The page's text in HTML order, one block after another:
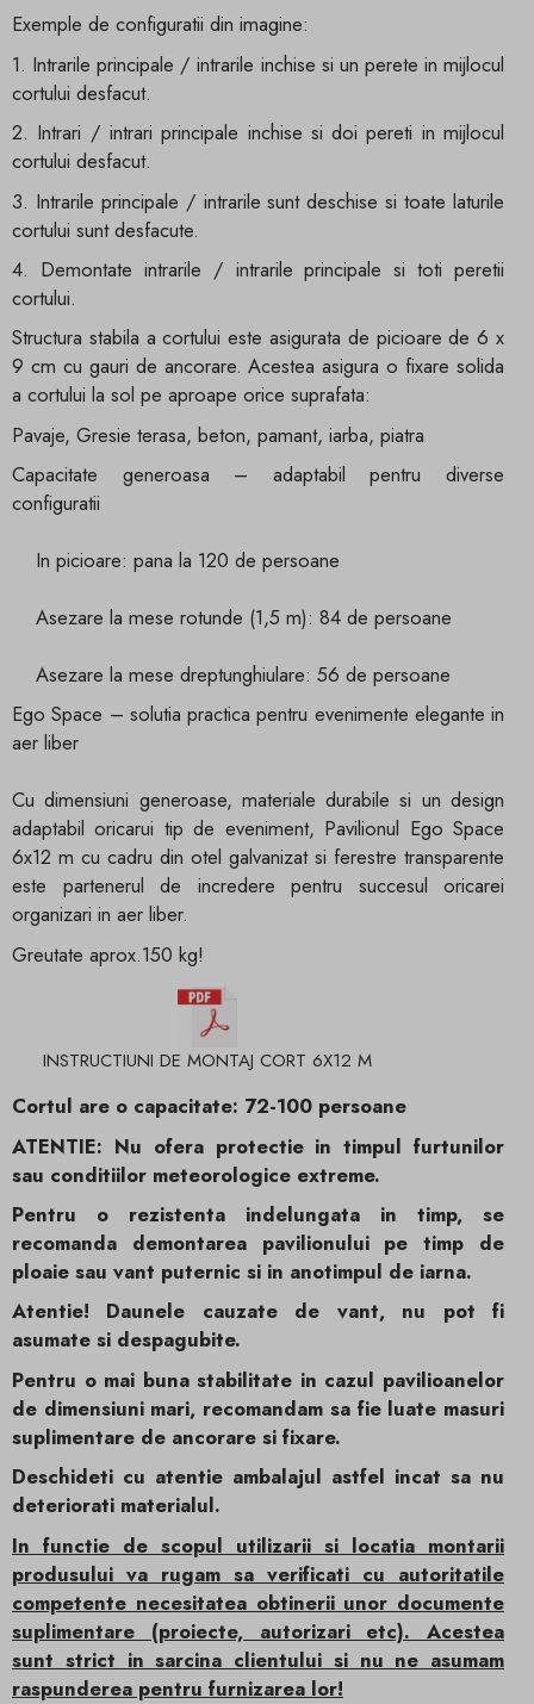
Exemple de configuratii din imagine:
1. Intrarile principale / intrarile inchise si un perete in mijlocul
cortului desfacut.
2. Intrari / intrari principale inchise si doi pereti in mijlocul
cortului desfacut.
3. Intrarile principale / intrarile sunt deschise si toate laturile
cortului sunt desfacute.
4. Demontate intrarile / intrarile principale si toti peretii
cortului.
Structura stabila a cortului este asigurata de picioare de 6 x
9 cm cu gauri de ancorare. Acestea asigura o fixare solida
a cortului la sol pe aproape orice suprafata:
Pavaje, Gresie terasa, beton, pamant, iarba, piatra
Capacitate generoasa – adaptabil pentru diverse
configuratii
In picioare: pana la 120 de persoane
Asezare la mese rotunde (1,5 m): 84 de persoane
Asezare la mese dreptunghiulare: 56 de persoane
Ego Space – solutia practica pentru evenimente elegante in
aer liber
Cu dimensiuni generoase, materiale durabile si un design
adaptabil oricarui tip de eveniment, Pavilionul Ego Space
6x12 m cu cadru din otel galvanizat si ferestre transparente
este partenerul de incredere pentru succesul oricarei
organizari in aer liber.
Greutate aprox.150 kg!
INSTRUCTIUNI DE MONTAJ CORT 6X12 M
Cortul are o capacitate: 72-100 persoane
ATENTIE: Nu ofera protectie in timpul furtunilor
sau conditiilor meteorologice extreme.
Pentru o rezistenta indelungata in timp, se
recomanda demontarea pavilionului pe timp de
ploaie sau vant puternic si in anotimpul de iarna.
Atentie! Daunele cauzate de vant, nu pot fi
asumate si despagubite.
Pentru o mai buna stabilitate in cazul pavilioanelor
de dimensiuni mari, recomandam sa fie luate masuri
suplimentare de ancorare si fixare.
Deschideti cu atentie ambalajul astfel incat sa nu
deteriorati materialul.
In functie de scopul utilizarii si locatia montarii
produsului va rugam sa verificati cu autoritatile
competente necesitatea obtinerii unor documente
suplimentare (proiecte, autorizari etc). Acestea
sunt strict in sarcina clientului si nu ne asumam
raspunderea pentru furnizarea lor!